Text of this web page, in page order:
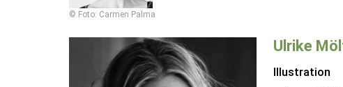
© Foto: Carmen Palma
Ulrike
Illustration